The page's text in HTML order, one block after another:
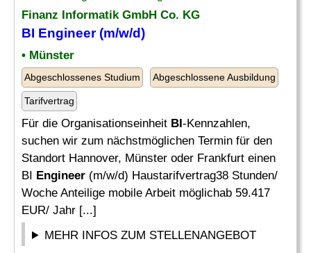
Finanz Informatik GmbH Co. KG
BI Engineer(m/w/d)
• Münster
Abgeschlossenes Studium Abgeschlossene Ausbildung
Tarifvertrag
Für die Organisationseinheit BI-Kennzahlen,
suchen wir zum nächstmöglichen Termin für den
Standort Hannover, Münster oder Frankfurt einen
BI Engineer (m/w/d) Haustarifvertrag38 Stunden/
Woche Anteilige mobile Arbeit möglichab 59.417
EUR/ Jahr [...]
MEHR INFOS ZUM STELLENANGEBOT